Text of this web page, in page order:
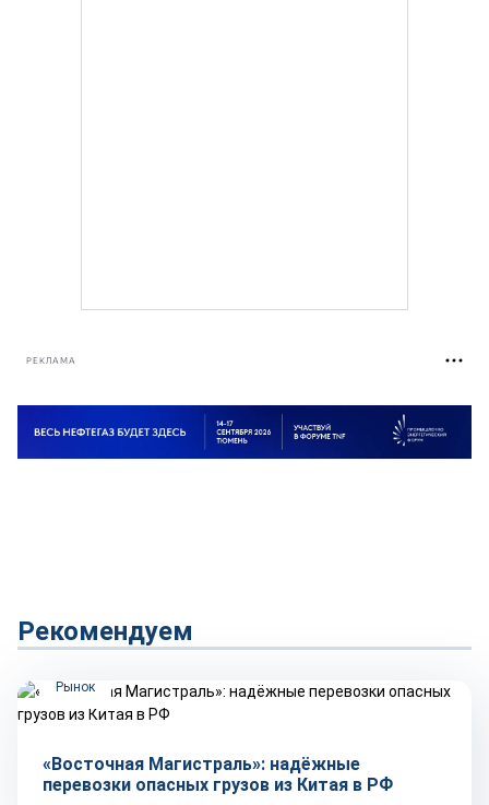
РЕКЛАМА
Рекомендуем
Рынок
«Восточная Магистраль»: надёжные
перевозки опасных грузов из Китая в РФ